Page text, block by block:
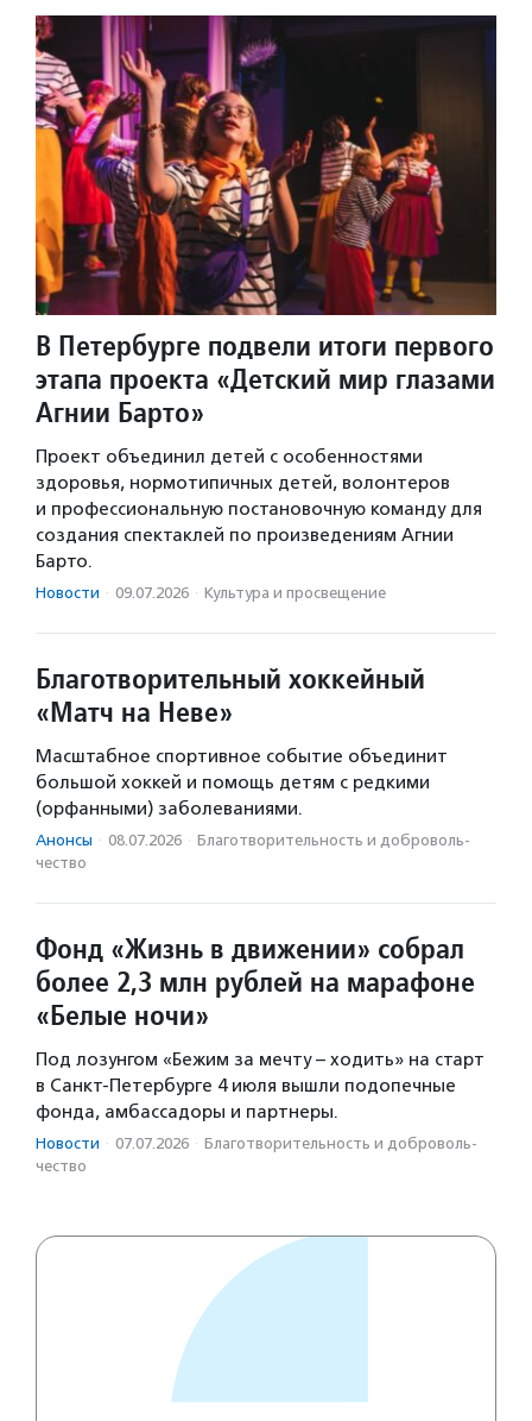
В Петербурге подвели итоги первого
этапа проекта «Детский мир глазами
Агнии Барто»
Проект объединил детей с особенностями
здоровья, нормотипичных детей, волонтеров
и профессиональную постановочную команду для
создания спектаклей по произведениям Агнии
Барто.
Новости · 09.07.2026 · Культура и просвещение
Благотворительный хоккейный
«Матч на Неве»
Масштабное спортивное событие объединит
большой хоккей и помощь детям с редкими
(орфанными) заболеваниями.
Анонсы · 08.07.2026 · Благотвори­тель­ность и доброволь­
чест­во
Фонд «Жизнь в движении» собрал
более 2,3 млн рублей на марафоне
«Белые ночи»
Под лозунгом «Бежим за мечту – ходить» на старт
в Санкт-Петербурге 4 июля вышли подопечные
фонда, амбассадоры и партнеры.
Новости · 07.07.2026 · Благотвори­тель­ность и доброволь­
чест­во